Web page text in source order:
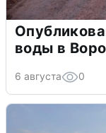
воды в
6 августа 0